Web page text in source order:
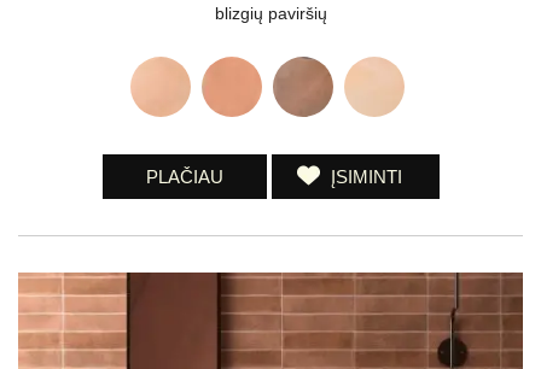
blizgių paviršių
PLAČIAU ĮSIMINTI